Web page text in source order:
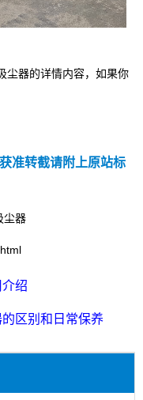
器的详情内容，如果你
准转截请附上原站标
尘器
绍
区别和日常保养